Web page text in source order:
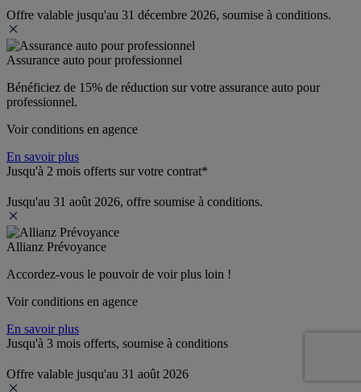
Offre valable jusqu'au 31 décembre 2026, soumise à conditions.
Assurance auto pour professionnel
Bénéficiez de 15% de réduction sur votre assurance auto pour
professionnel.
Voir conditions en agence
En savoir plus
Jusqu'à 2 mois offerts sur votre contrat*
Jusqu'au 31 août 2026, offre soumise à conditions.
Allianz Prévoyance
Accordez-vous le pouvoir de voir plus loin !
Voir conditions en agence
En savoir plus
Jusqu'à 3 mois offerts, soumise à conditions
Offre valable jusqu'au 31 août 2026